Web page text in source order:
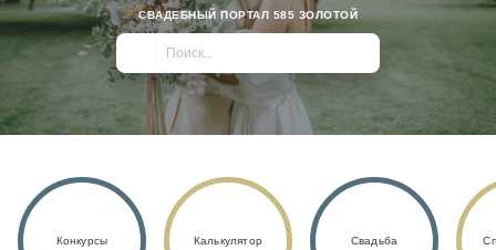
ВСТУПАЙТЕ В КЛУБ ПРИВИЛЕГИЙ
присоединяйтесь к закрытому сообществу и получайте
скидки и бонусы за участие
РЕГИСТРАЦИЯ
СВАДЕБНЫЙ ПОРТАЛ 585 ЗОЛОТОЙ
Конкурсы Калькулятор Свадьба